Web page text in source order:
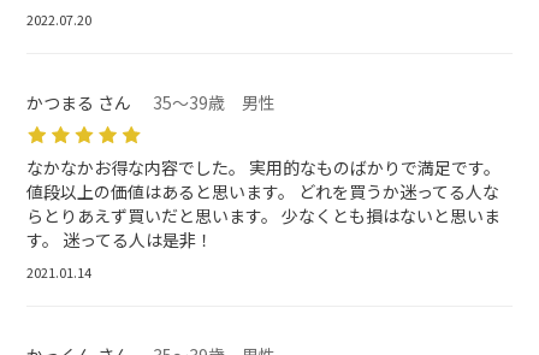
2022.07.20
かつまる さん 35～39歳 男性
なかなかお得な内容でした。 実用的なものばかりで満足です。
値段以上の価値はあると思います。 どれを買うか迷ってる人な
らとりあえず買いだと思います。 少なくとも損はないと思いま
す。 迷ってる人は是非！
2021.01.14